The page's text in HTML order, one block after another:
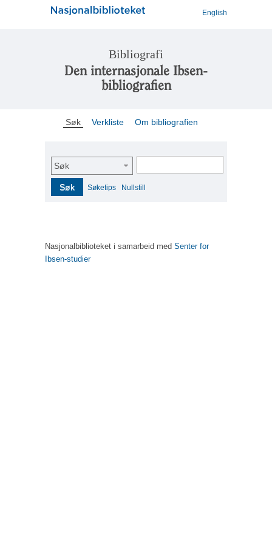
English
Bibliografi
Den internasjonale Ibsen-
bibliografien
Søk Verkliste Om bibliografien
Søk
Søk Søketips Nullstill
Nasjonalbiblioteket i samarbeid med Senter for
Ibsen-studier